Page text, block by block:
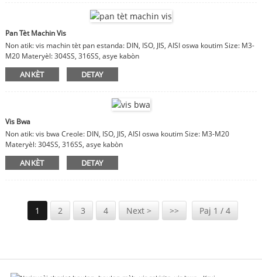
Pan Tèt Machin Vis
Non atik: vis machin tèt pan estanda: DIN, ISO, JIS, AISI oswa koutim Size: M3-
M20 Materyèl: 304SS, 316SS, asye kabòn
ANKÈT DETAY
Vis Bwa
Non atik: vis bwa Creole: DIN, ISO, JIS, AISI oswa koutim Size: M3-M20
Materyèl: 304SS, 316SS, asye kabòn
ANKÈT DETAY
1 2 3 4 Next > >> Paj 1 / 4